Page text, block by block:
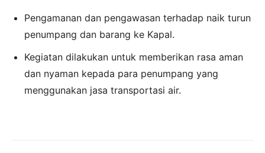
Pengamanan dan pengawasan terhadap naik turun
penumpang dan barang ke Kapal.
Kegiatan dilakukan untuk memberikan rasa aman
dan nyaman kepada para penumpang yang
menggunakan jasa transportasi air.